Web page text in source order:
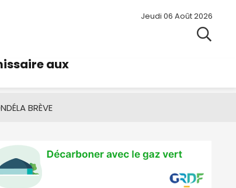
Jeudi 06 Août 2026
aux
LA BRÈVE